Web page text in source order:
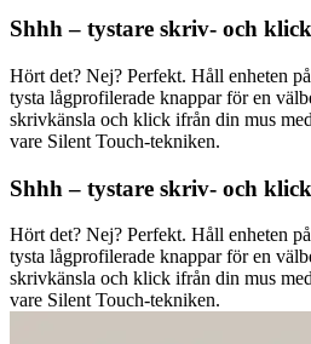
Shhh – tystare skriv- och
Hört det? Nej? Perfekt. Håll enheten
tysta lågprofilerade knappar för en
skrivkänsla och klick ifrån din mus
vare Silent Touch-tekniken.
Shhh – tystare skriv- och
Hört det? Nej? Perfekt. Håll enheten
tysta lågprofilerade knappar för en
skrivkänsla och klick ifrån din mus
vare Silent Touch-tekniken.